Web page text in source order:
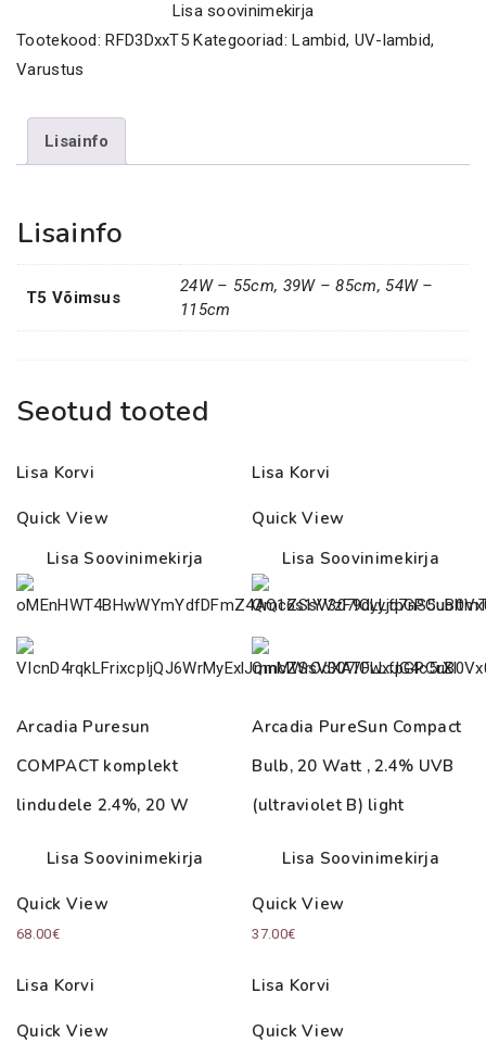
T5
Lamp,
UVB
kogus
Lisa soovinimekirja
Tootekood:RFD3DxxT5 Kategooriad:Lambid, UV-lambid,
Varustus
Lisainfo
Lisainfo
T5 Võimsus
24W – 55cm, 39W – 85cm, 54W –
115cm
Seotud tooted
Lisa Korvi
Quick View
Lisa Soovinimekirja
Arcadia Puresun
COMPACT komplekt
lindudele 2.4%, 20 W
Lisa Soovinimekirja
Quick View
68.00€
Lisa Korvi
Quick View
Lisa Korvi
Quick View
Lisa Soovinimekirja
Arcadia PureSun Compact
Bulb, 20 Watt , 2.4% UVB
(ultraviolet B) light
Lisa Soovinimekirja
Quick View
37.00€
Lisa Korvi
Quick View